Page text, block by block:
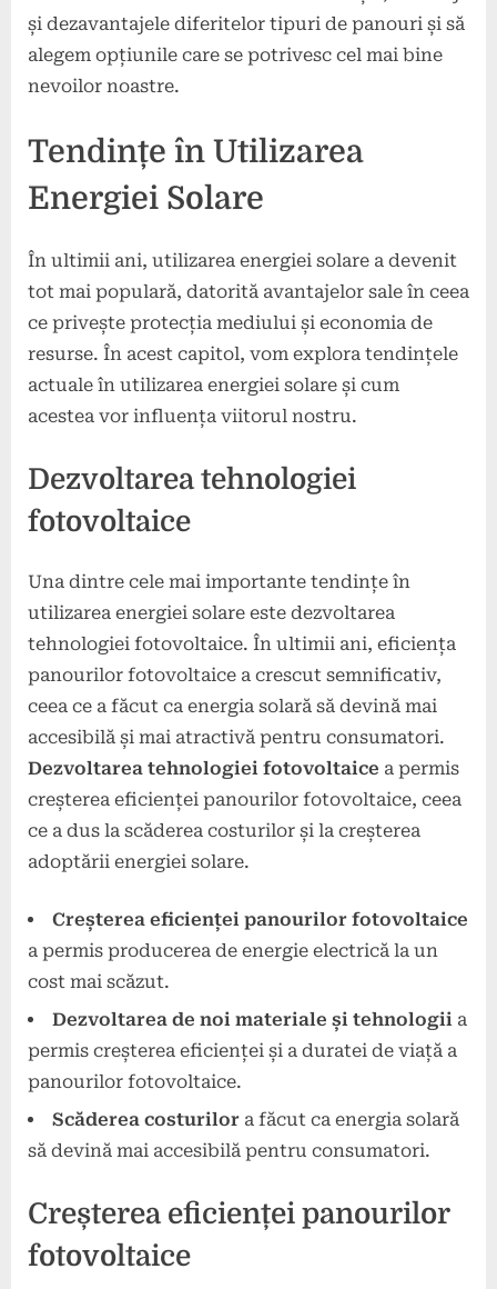
și dezavantajele diferitelor tipuri de panouri și să
alegem opțiunile care se potrivesc cel mai bine
nevoilor noastre.
Tendințe în Utilizarea
Energiei Solare
În ultimii ani, utilizarea energiei solare a devenit
tot mai populară, datorită avantajelor sale în ceea
ce privește protecția mediului și economia de
resurse. În acest capitol, vom explora tendințele
actuale în utilizarea energiei solare și cum
acestea vor influența viitorul nostru.
Dezvoltarea tehnologiei
fotovoltaice
Una dintre cele mai importante tendințe în
utilizarea energiei solare este dezvoltarea
tehnologiei fotovoltaice. În ultimii ani, eficiența
panourilor fotovoltaice a crescut semnificativ,
ceea ce a făcut ca energia solară să devină mai
accesibilă și mai atractivă pentru consumatori.
Dezvoltarea tehnologiei fotovoltaice a permis
creșterea eficienței panourilor fotovoltaice, ceea
ce a dus la scăderea costurilor și la creșterea
adoptării energiei solare.
Creșterea eficienței panourilor fotovoltaice
a permis producerea de energie electrică la un
cost mai scăzut.
Dezvoltarea de noi materiale și tehnologii a
permis creșterea eficienței și a duratei de viață a
panourilor fotovoltaice.
Scăderea costurilor a făcut ca energia solară
să devină mai accesibilă pentru consumatori.
Creșterea eficienței panourilor
fotovoltaice